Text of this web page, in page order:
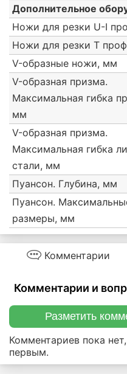
Дополнительное
Ножи для резки U-I
Ножи для резки Т
V-образные ножи, мм
V-образная призма.
Максимальная гибка
мм
V-образная призма.
Максимальная гибка
стали, мм
Пуансон. Глубина, мм
Пуансон.
размеры, мм
Комментарии
Комментарии и
Разметить
Комментариев пока
первым.